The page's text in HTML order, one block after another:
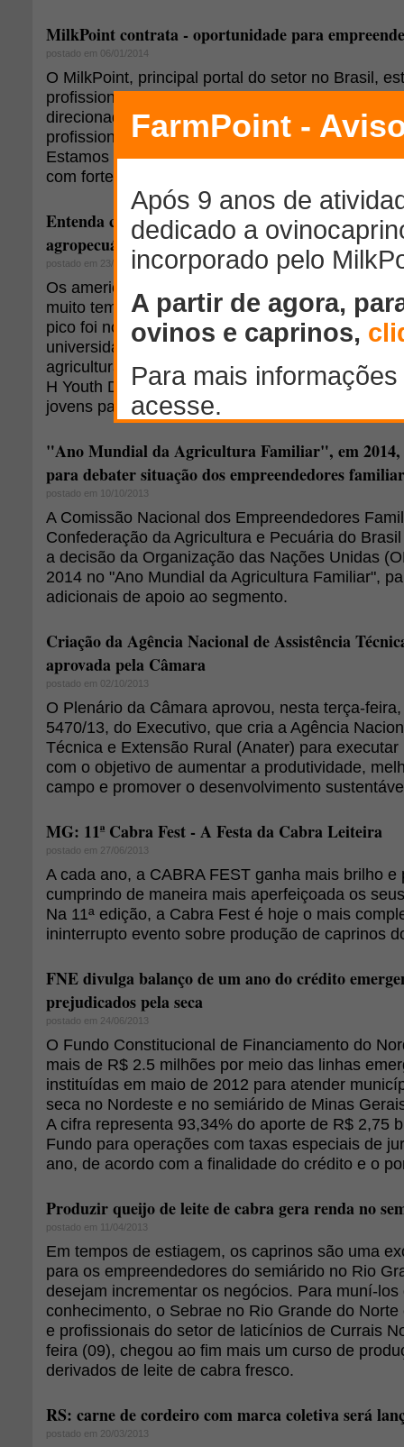
MilkPoint contrata - oportunidade para
postado em 06/01/2014
O MilkPoint, principal portal do setor no Brasil,
profissional para reforçar sua equipe e lançar
direcionado ao setor industrial, na área de
profissional trabalhará diretamente com o
Estamos buscando alguém com bastante
com forte potencial de crescimento. Participe da
Entenda como os filhos de produtores rurais
agropecuária
postado em 23/10/2013
Os americanos têm pensado de forma diferente
muito tempo - e não por acidente. Após uma
pico foi nos anos de 1880, o Congresso enviou
universidades para ensinar aos homens, suas
agricultura moderna e habilidades.
H Youth Development, o qual fornece suporte e
jovens para que estes permaneçam no campo.
"Ano Mundial da Agricultura Familiar", em 2014,
para debater situação dos empreendedores
postado em 10/10/2013
A Comissão Nacional dos Empreendedores
Confederação da Agricultura e Pecuária do
a decisão da Organização das Nações Unidas
2014 no "Ano Mundial da Agricultura Familiar",
adicionais de apoio ao segmento.
Criação da Agência Nacional de Assistência
aprovada pela Câmara
postado em 02/10/2013
O Plenário da Câmara aprovou, nesta terça-
5470/13, do Executivo, que cria a Agência
Técnica e Extensão Rural (Anater) para
com o objetivo de aumentar a produtividade,
campo e promover o desenvolvimento
MG: 11ª Cabra Fest - A Festa da Cabra Leiteira
postado em 27/06/2013
A cada ano, a CABRA FEST ganha mais brilho e
cumprindo de maneira mais aperfeiçoada os
Na 11ª edição, a Cabra Fest é hoje o mais
ininterrupto evento sobre produção de caprinos
FNE divulga balanço de um ano do crédito
prejudicados pela seca
postado em 24/06/2013
O Fundo Constitucional de Financiamento do
mais de R$ 2.5 milhões por meio das linhas
instituídas em maio de 2012 para atender
seca no Nordeste e no semiárido de Minas
A cifra representa 93,34% do aporte de R$ 2,75
Fundo para operações com taxas especiais de
ano, de acordo com a finalidade do crédito e o
Produzir queijo de leite de cabra gera renda no
postado em 11/04/2013
Em tempos de estiagem, os caprinos são uma
para os empreendedores do semiárido no Rio
desejam incrementar os negócios. Para muní-
conhecimento, o Sebrae no Rio Grande do
e profissionais do setor de laticínios de Currais
feira (09), chegou ao fim mais um curso de
derivados de leite de cabra fresco.
RS: carne de cordeiro com marca coletiva será
postado em 20/03/2013